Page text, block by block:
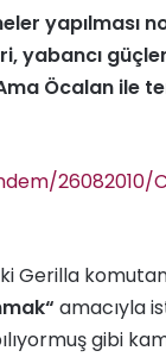
yapılması
yabancı
Öcalan ile
26082010/
amacıyla
gibi